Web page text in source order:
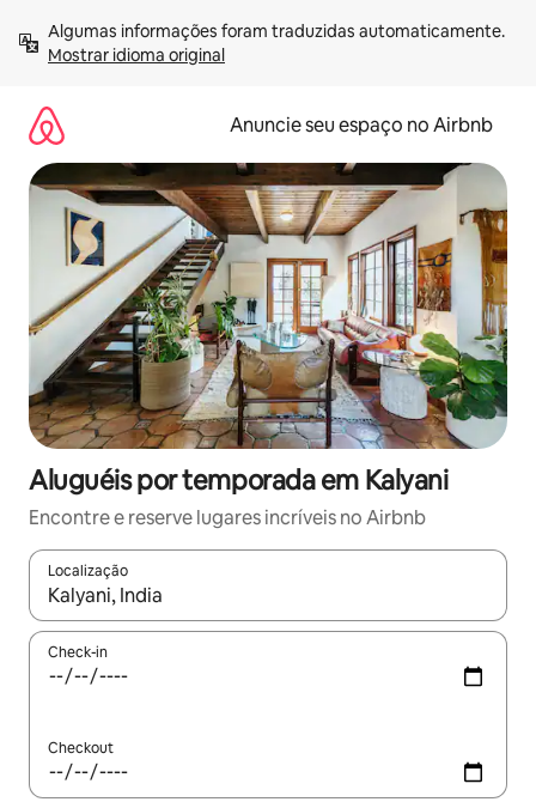
para
Mostrar idioma original
Anuncie seu espaço no Airbnb
Aluguéis por temporada em Kalyani
Encontre e reserve lugares incríveis no Airbnb
Localização
Quando os resultados estiverem disponíveis, explore-os
Check-in
Checkout